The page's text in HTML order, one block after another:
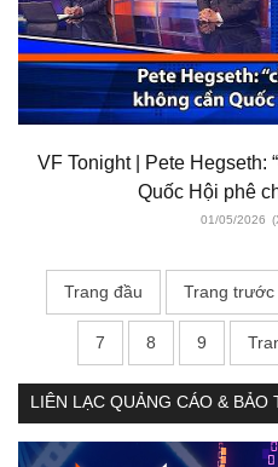
VF Tonight | Pete Hegseth:
Quốc Hội phê
01/05/2026
Trang đầu Trang trước
7 8 9
LIÊN LẠC QUẢNG CÁO & BẢO